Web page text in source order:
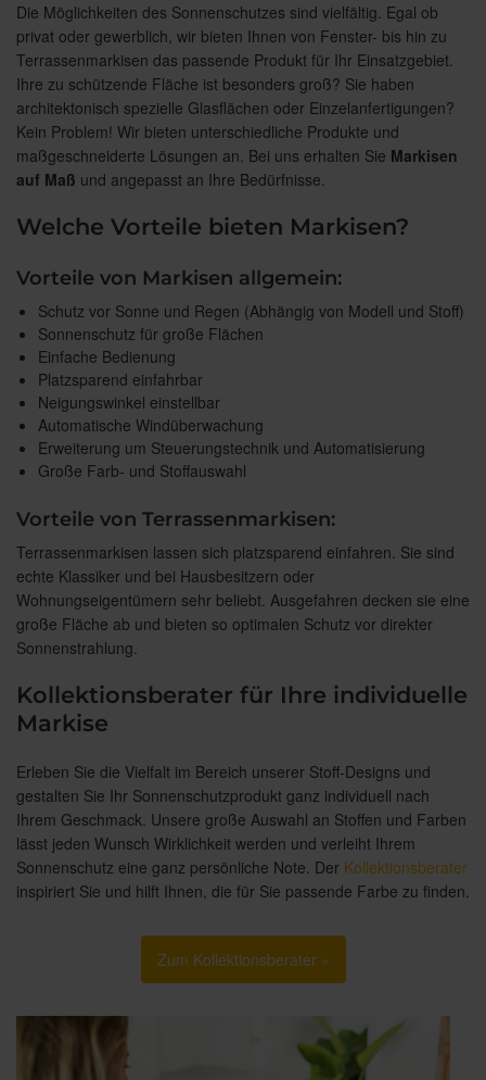
Die Möglichkeiten des Sonnenschutzes sind vielfältig. Egal ob
privat oder gewerblich, wir bieten Ihnen von Fenster- bis hin zu
Terrassenmarkisen das passende Produkt für Ihr Einsatzgebiet.
Ihre zu schützende Fläche ist besonders groß? Sie haben
architektonisch spezielle Glasflächen oder Einzelanfertigungen?
Kein Problem! Wir bieten unterschiedliche Produkte und
maßgeschneiderte Lösungen an. Bei uns erhalten Sie Markisen
auf Maß und angepasst an Ihre Bedürfnisse.
Welche Vorteile bieten Markisen?
Vorteile von Markisen allgemein:
Schutz vor Sonne und Regen (Abhängig von Modell und Stoff)
Sonnenschutz für große Flächen
Einfache Bedienung
Platzsparend einfahrbar
Neigungswinkel einstellbar
Automatische Windüberwachung
Erweiterung um Steuerungstechnik und Automatisierung
Große Farb- und Stoffauswahl
Vorteile von Terrassenmarkisen:
Terrassenmarkisen lassen sich platzsparend einfahren. Sie sind
echte Klassiker und bei Hausbesitzern oder
Wohnungseigentümern sehr beliebt. Ausgefahren decken sie eine
große Fläche ab und bieten so optimalen Schutz vor direkter
Sonnenstrahlung.
Kollektionsberater für Ihre individuelle
Markise
Erleben Sie die Vielfalt im Bereich unserer Stoff-Designs und
gestalten Sie Ihr Sonnenschutzprodukt ganz individuell nach
Ihrem Geschmack. Unsere große Auswahl an Stoffen und Farben
lässt jeden Wunsch Wirklichkeit werden und verleiht Ihrem
Sonnenschutz eine ganz persönliche Note. Der Kollektionsberater
inspiriert Sie und hilft Ihnen, die für Sie passende Farbe zu finden.
Zum Kollektionsberater »